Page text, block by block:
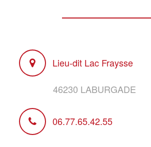
Lieu-dit Lac Fraysse
46230 LABURGADE
06.77.65.42.55